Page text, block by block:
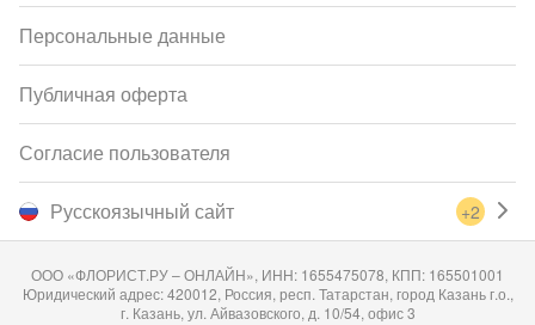
Русскоязычный сайт +2
Персональные данные
Публичная оферта
Согласие пользователя
ООО «ФЛОРИСТ.РУ – ОНЛАЙН», ИНН: 1655475078, КПП: 165501001
Юридический адрес: 420012, Россия, респ. Татарстан, город Казань г.о.,
г. Казань, ул. Айвазовского, д. 10/54, офис 3